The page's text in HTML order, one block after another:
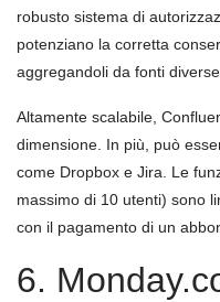
robusto sistema di
potenziano la corretta
aggregandoli da fonti
Altamente scalabile,
dimensione. In più, può
come Dropbox e Jira. Le
massimo di 10 utenti) sono
con il pagamento di un
6.